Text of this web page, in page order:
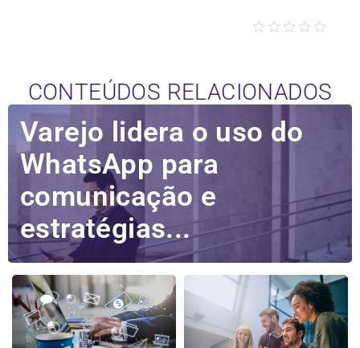
CONTEÚDOS RELACIONADOS
Varejo lidera o uso do
WhatsApp para
comunicação e
estratégias...